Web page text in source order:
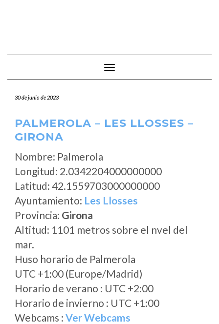
Cambiar modo de navegación
30 de junio de 2023
PALMEROLA – LES LLOSSES –
GIRONA
Nombre: Palmerola
Longitud: 2.0342204000000000
Latitud: 42.1559703000000000
Ayuntamiento: Les Llosses
Provincia: Girona
Altitud: 1101 metros sobre el nvel del
mar.
Huso horario de Palmerola
UTC +1:00 (Europe/Madrid)
Horario de verano : UTC +2:00
Horario de invierno : UTC +1:00
Webcams : Ver Webcams